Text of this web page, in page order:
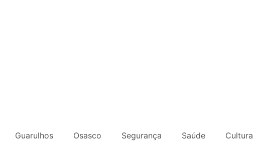
Guarulhos Osasco Segurança Saúde Cultura